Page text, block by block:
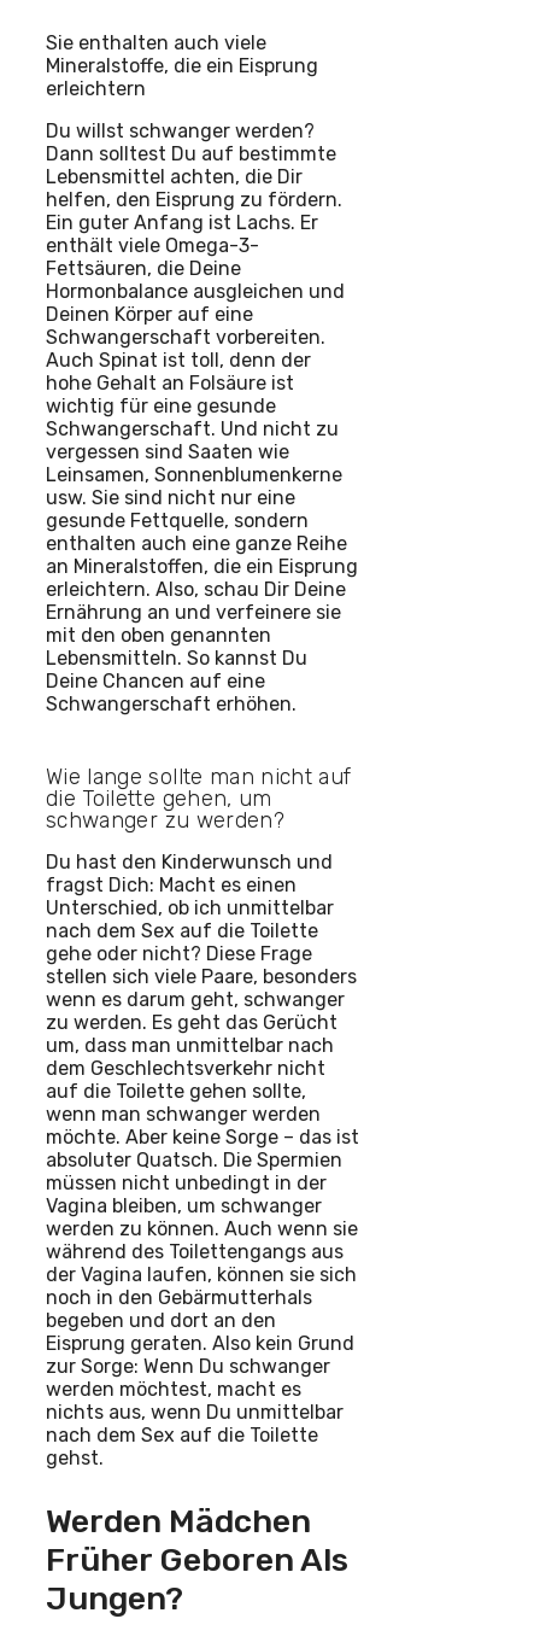
Sie enthalten auch viele
Mineralstoffe, die ein Eisprung
erleichtern
Du willst schwanger werden?
Dann solltest Du auf bestimmte
Lebensmittel achten, die Dir
helfen, den Eisprung zu fördern.
Ein guter Anfang ist Lachs. Er
enthält viele Omega-3-
Fettsäuren, die Deine
Hormonbalance ausgleichen und
Deinen Körper auf eine
Schwangerschaft vorbereiten.
Auch Spinat ist toll, denn der
hohe Gehalt an Folsäure ist
wichtig für eine gesunde
Schwangerschaft. Und nicht zu
vergessen sind Saaten wie
Leinsamen, Sonnenblumenkerne
usw. Sie sind nicht nur eine
gesunde Fettquelle, sondern
enthalten auch eine ganze Reihe
an Mineralstoffen, die ein Eisprung
erleichtern. Also, schau Dir Deine
Ernährung an und verfeinere sie
mit den oben genannten
Lebensmitteln. So kannst Du
Deine Chancen auf eine
Schwangerschaft erhöhen.
Wie lange sollte man nicht auf
die Toilette gehen, um
schwanger zu werden?
Du hast den Kinderwunsch und
fragst Dich: Macht es einen
Unterschied, ob ich unmittelbar
nach dem Sex auf die Toilette
gehe oder nicht? Diese Frage
stellen sich viele Paare, besonders
wenn es darum geht, schwanger
zu werden. Es geht das Gerücht
um, dass man unmittelbar nach
dem Geschlechtsverkehr nicht
auf die Toilette gehen sollte,
wenn man schwanger werden
möchte. Aber keine Sorge – das ist
absoluter Quatsch. Die Spermien
müssen nicht unbedingt in der
Vagina bleiben, um schwanger
werden zu können. Auch wenn sie
während des Toilettengangs aus
der Vagina laufen, können sie sich
noch in den Gebärmutterhals
begeben und dort an den
Eisprung geraten. Also kein Grund
zur Sorge: Wenn Du schwanger
werden möchtest, macht es
nichts aus, wenn Du unmittelbar
nach dem Sex auf die Toilette
gehst.
Werden Mädchen
Früher Geboren Als
Jungen?